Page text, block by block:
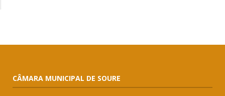
CÂMARA MUNICIPAL DE SOURE